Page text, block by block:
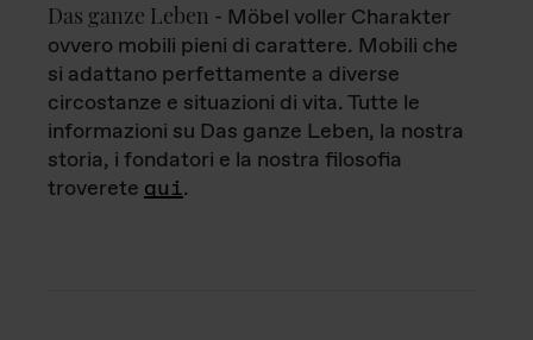
Das ganze Leben - Möbel voller Charakter
ovvero mobili pieni di carattere. Mobili che
si adattano perfettamente a diverse
circostanze e situazioni di vita. Tutte le
informazioni su Das ganze Leben, la nostra
storia, i fondatori e la nostra filosofia
troverete qui.